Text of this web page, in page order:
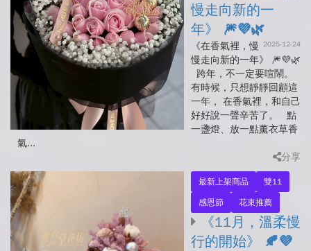
慢走向新的一
年》 🎆💜🌿
2025-12-24
《在香氣裡，慢
慢走向新的一年》 🎆💜🌿
跨年，不一定要喧鬧。
有時候，只想靜靜回顧這
一年， 在香氣裡，和自己
好好說一聲辛苦了。 點
一盞燈、放一點薰衣草香
氣...
分享
最新上架商品
雙11
感恩節
花束推薦
《11月，溫柔慢
行的開始》 🍂💜